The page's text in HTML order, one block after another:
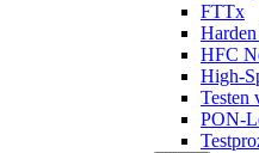
FTTx
HFC
High-
Testen
PON-